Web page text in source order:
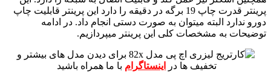
پرینتر قدرت چاپ 19 برگه در دقیقه را دارد
این پرینتر قابلیت چاپ
دورو ندارد البته میتوان به صورت دستی انجام داد. در ادامه
توضیحات به مشخصات کلی این پرینتر میپردازیم.
برای دیدن مدل های بیشتر و
تخفیف ها در
اینستاگرام با ما همراه باشید